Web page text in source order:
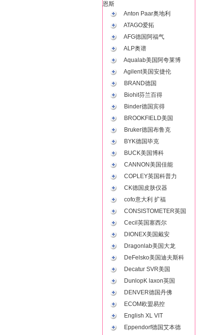
恩斯
Anton Paar奥地利
ATAGO爱拓
AFG德国阿福气
ALP奥谱
Aqualab美国阿夸莱博
Agilent美国安捷伦
BRAND德国
Biohit芬兰百得
Binder德国宾得
BROOKFIELD美国
Bruker德国布鲁克
BYK德国毕克
BUCK美国博科
CANNON美国佳能
COPLEY英国科普力
CK德国皮肤仪器
cofo意大利 扩福
CONSISTOMETER英国
Cecil英国塞西尔
DIONEX美国戴安
Dragonlab美国大龙
DeFelsko美国迪夫斯科
Decatur SVR美国
DunlopK laxon英国
DENVER德国丹佛
ECOM欧盟易控
English XL VIT
Eppendorf德国艾本德